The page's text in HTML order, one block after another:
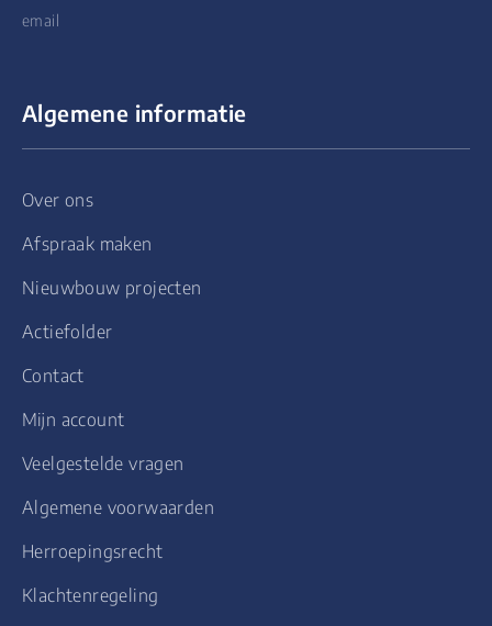
email
Algemene informatie
Over ons
Afspraak maken
Nieuwbouw projecten
Actiefolder
Contact
Mijn account
Veelgestelde vragen
Algemene voorwaarden
Herroepingsrecht
Klachtenregeling